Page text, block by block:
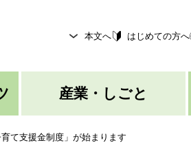
本文へ はじめての方へ
産業・しごと
て支援金制度」が始まります